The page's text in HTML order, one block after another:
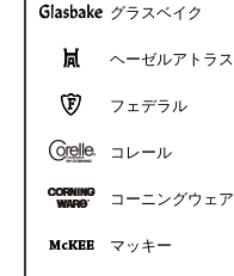
グラスベイク
ヘーゼルアトラス
フェデラル
コレール
コーニングウェア
マッキー